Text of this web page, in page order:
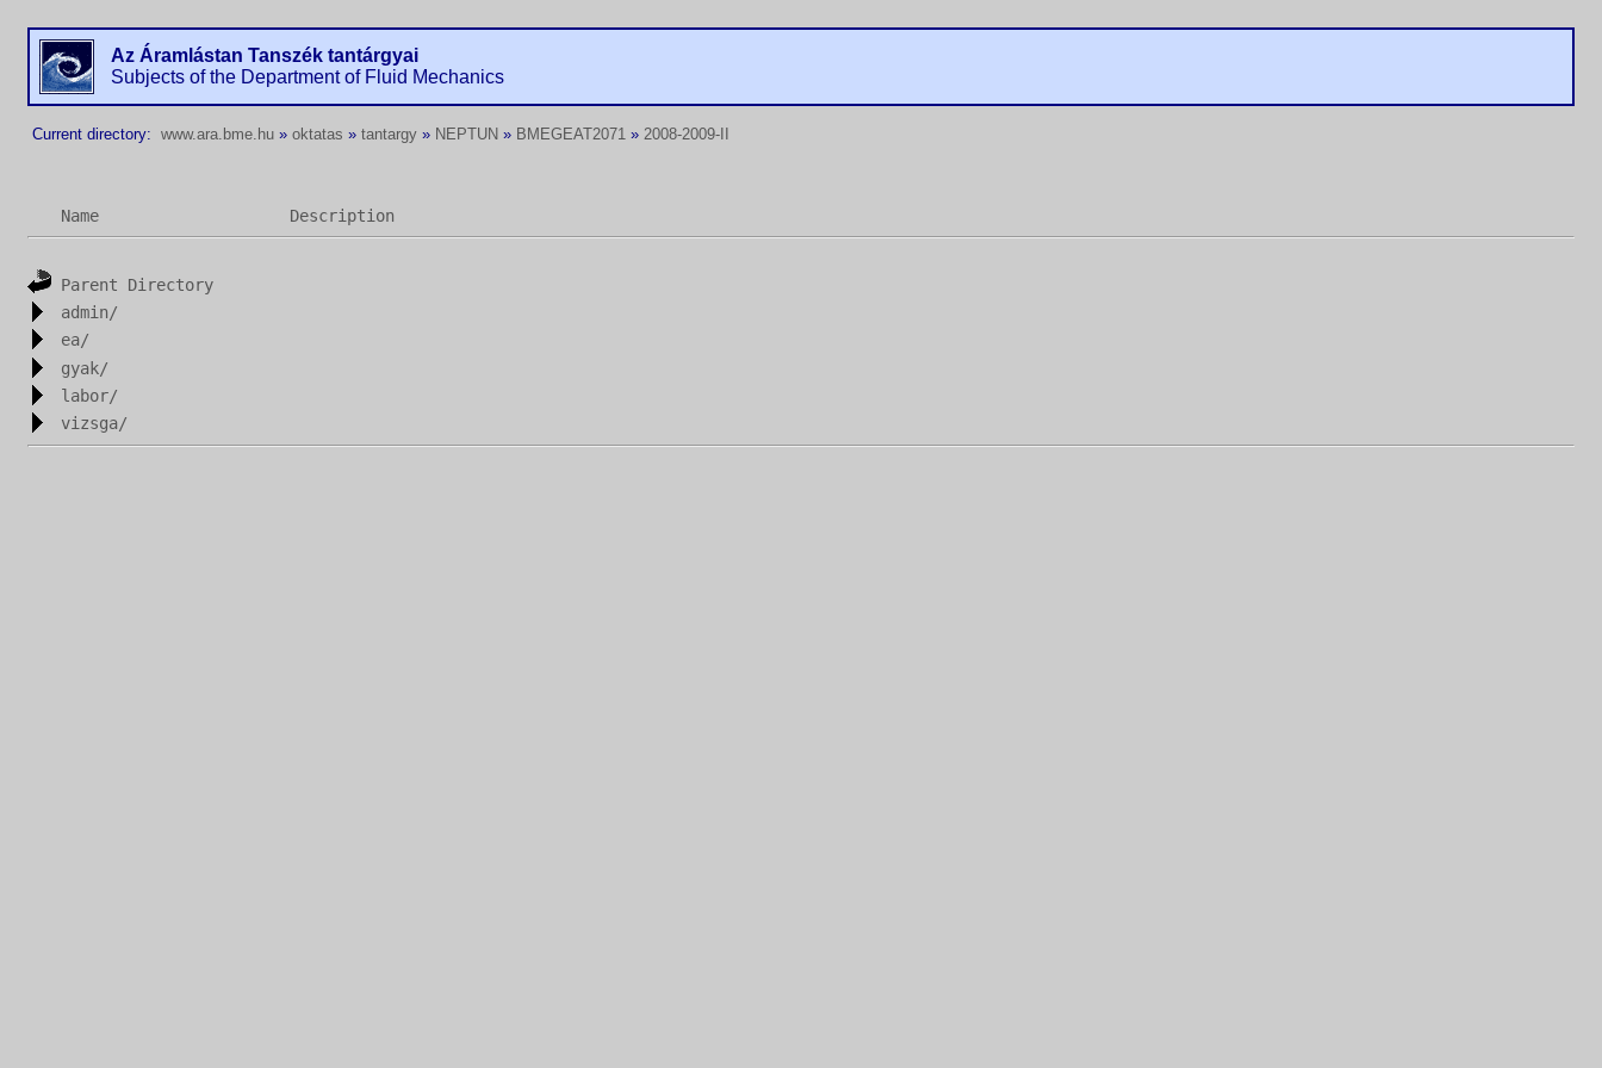
Az Áramlástan Tanszék tantárgyai
Subjects of the Department of Fluid Mechanics
Current directory: www.ara.bme.hu » oktatas » tantargy » NEPTUN » BMEGEAT2071 » 2008-2009-II
Name Description
Parent Directory
admin/
ea/
gyak/
labor/
vizsga/